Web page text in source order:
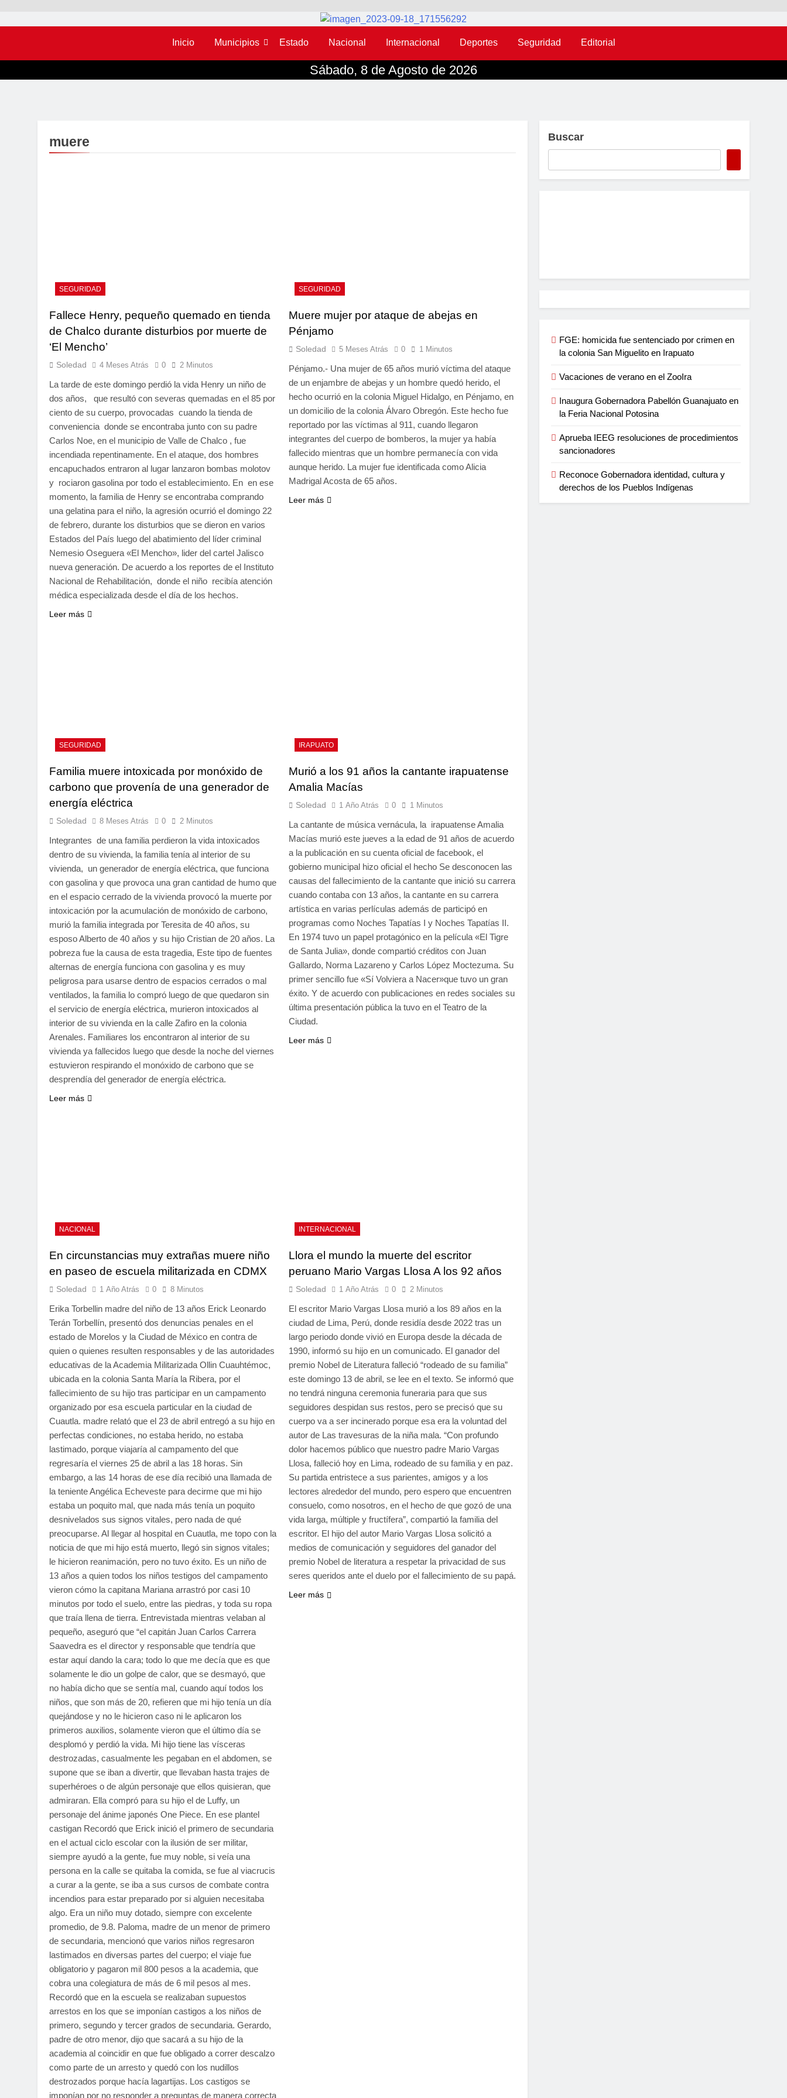
Inicio Municipios Estado Nacional Internacional Deportes Seguridad Editorial
Sábado, 8 de Agosto de 2026
muere
SEGURIDAD
Fallece Henry, pequeño quemado en tienda
de Chalco durante disturbios por muerte de
‘El Mencho’
Soledad 4 Meses Atrás 0 2 Minutos
La tarde de este domingo perdió la vida Henry un niño de
dos años, que resultó con severas quemadas en el 85 por
ciento de su cuerpo, provocadas cuando la tienda de
conveniencia donde se encontraba junto con su padre
Carlos Noe, en el municipio de Valle de Chalco , fue
incendiada repentinamente. En el ataque, dos hombres
encapuchados entraron al lugar lanzaron bombas molotov
y rociaron gasolina por todo el establecimiento. En en ese
momento, la familia de Henry se encontraba comprando
una gelatina para el niño, la agresión ocurrió el domingo 22
de febrero, durante los disturbios que se dieron en varios
Estados del País luego del abatimiento del líder criminal
Nemesio Oseguera «El Mencho», lider del cartel Jalisco
nueva generación. De acuerdo a los reportes de el Instituto
Nacional de Rehabilitación, donde el niño recibía atención
médica especializada desde el día de los hechos.
Leer más
SEGURIDAD
Muere mujer por ataque de abejas en
Pénjamo
Soledad 5 Meses Atrás 0 1 Minutos
Pénjamo.- Una mujer de 65 años murió víctima del ataque
de un enjambre de abejas y un hombre quedó herido, el
hecho ocurrió en la colonia Miguel Hidalgo, en Pénjamo, en
un domicilio de la colonia Álvaro Obregón. Este hecho fue
reportado por las víctimas al 911, cuando llegaron
integrantes del cuerpo de bomberos, la mujer ya había
fallecido mientras que un hombre permanecía con vida
aunque herido. La mujer fue identificada como Alicia
Madrigal Acosta de 65 años.
Leer más
SEGURIDAD
Familia muere intoxicada por monóxido de
carbono que provenía de una generador de
energía eléctrica
Soledad 8 Meses Atrás 0 2 Minutos
Integrantes de una familia perdieron la vida intoxicados
dentro de su vivienda, la familia tenía al interior de su
vivienda, un generador de energía eléctrica, que funciona
con gasolina y que provoca una gran cantidad de humo que
en el espacio cerrado de la vivienda provocó la muerte por
intoxicación por la acumulación de monóxido de carbono,
murió la familia integrada por Teresita de 40 años, su
esposo Alberto de 40 años y su hijo Cristian de 20 años. La
pobreza fue la causa de esta tragedia, Este tipo de fuentes
alternas de energía funciona con gasolina y es muy
peligrosa para usarse dentro de espacios cerrados o mal
ventilados, la familia lo compró luego de que quedaron sin
el servicio de energía eléctrica, murieron intoxicados al
interior de su vivienda en la calle Zafiro en la colonia
Arenales. Familiares los encontraron al interior de su
vivienda ya fallecidos luego que desde la noche del viernes
estuvieron respirando el monóxido de carbono que se
desprendía del generador de energía eléctrica.
Leer más
IRAPUATO
Murió a los 91 años la cantante irapuatense
Amalia Macías
Soledad 1 Año Atrás 0 1 Minutos
La cantante de música vernácula, la irapuatense Amalia
Macías murió este jueves a la edad de 91 años de acuerdo
a la publicación en su cuenta oficial de facebook, el
gobierno municipal hizo oficial el hecho Se desconocen las
causas del fallecimiento de la cantante que inició su carrera
cuando contaba con 13 años, la cantante en su carrera
artística en varias perlículas además de participó en
programas como Noches Tapatías I y Noches Tapatías II.
En 1974 tuvo un papel protagónico en la película «El Tigre
de Santa Julia», donde compartió créditos con Juan
Gallardo, Norma Lazareno y Carlos López Moctezuma. Su
primer sencillo fue «Sí Volviera a Nacer»que tuvo un gran
éxito. Y de acuerdo con publicaciones en redes sociales su
última presentación pública la tuvo en el Teatro de la
Ciudad.
Leer más
NACIONAL
En circunstancias muy extrañas muere niño
en paseo de escuela militarizada en CDMX
Soledad 1 Año Atrás 0 8 Minutos
Erika Torbellin madre del niño de 13 años Erick Leonardo
Terán Torbellín, presentó dos denuncias penales en el
estado de Morelos y la Ciudad de México en contra de
quien o quienes resulten responsables y de las autoridades
educativas de la Academia Militarizada Ollin Cuauhtémoc,
ubicada en la colonia Santa María la Ribera, por el
fallecimiento de su hijo tras participar en un campamento
organizado por esa escuela particular en la ciudad de
Cuautla. madre relató que el 23 de abril entregó a su hijo en
perfectas condiciones, no estaba herido, no estaba
lastimado, porque viajaría al campamento del que
regresaría el viernes 25 de abril a las 18 horas. Sin
embargo, a las 14 horas de ese día recibió una llamada de
la teniente Angélica Echeveste para decirme que mi hijo
estaba un poquito mal, que nada más tenía un poquito
desnivelados sus signos vitales, pero nada de qué
preocuparse. Al llegar al hospital en Cuautla, me topo con la
noticia de que mi hijo está muerto, llegó sin signos vitales;
le hicieron reanimación, pero no tuvo éxito. Es un niño de
13 años a quien todos los niños testigos del campamento
vieron cómo la capitana Mariana arrastró por casi 10
minutos por todo el suelo, entre las piedras, y toda su ropa
que traía llena de tierra. Entrevistada mientras velaban al
pequeño, aseguró que “el capitán Juan Carlos Carrera
Saavedra es el director y responsable que tendría que
estar aquí dando la cara; todo lo que me decía que es que
solamente le dio un golpe de calor, que se desmayó, que
no había dicho que se sentía mal, cuando aquí todos los
niños, que son más de 20, refieren que mi hijo tenía un día
quejándose y no le hicieron caso ni le aplicaron los
primeros auxilios, solamente vieron que el último día se
desplomó y perdió la vida. Mi hijo tiene las vísceras
destrozadas, casualmente les pegaban en el abdomen, se
supone que se iban a divertir, que llevaban hasta trajes de
superhéroes o de algún personaje que ellos quisieran, que
admiraran. Ella compró para su hijo el de Luffy, un
personaje del ánime japonés One Piece. En ese plantel
castigan Recordó que Erick inició el primero de secundaria
en el actual ciclo escolar con la ilusión de ser militar,
siempre ayudó a la gente, fue muy noble, si veía una
persona en la calle se quitaba la comida, se fue al viacrucis
a curar a la gente, se iba a sus cursos de combate contra
incendios para estar preparado por si alguien necesitaba
algo. Era un niño muy dotado, siempre con excelente
promedio, de 9.8. Paloma, madre de un menor de primero
de secundaria, mencionó que varios niños regresaron
lastimados en diversas partes del cuerpo; el viaje fue
obligatorio y pagaron mil 800 pesos a la academia, que
cobra una colegiatura de más de 6 mil pesos al mes.
Recordó que en la escuela se realizaban supuestos
arrestos en los que se imponían castigos a los niños de
primero, segundo y tercer grados de secundaria. Gerardo,
padre de otro menor, dijo que sacará a su hijo de la
academia al coincidir en que fue obligado a correr descalzo
como parte de un arresto y quedó con los nudillos
destrozados porque hacía lagartijas. Los castigos se
imponían por no responder a preguntas de manera correcta
INTERNACIONAL
Llora el mundo la muerte del escritor
peruano Mario Vargas Llosa A los 92 años
Soledad 1 Año Atrás 0 2 Minutos
El escritor Mario Vargas Llosa murió a los 89 años en la
ciudad de Lima, Perú, donde residía desde 2022 tras un
largo periodo donde vivió en Europa desde la década de
1990, informó su hijo en un comunicado. El ganador del
premio Nobel de Literatura falleció “rodeado de su familia”
este domingo 13 de abril, se lee en el texto. Se informó que
no tendrá ninguna ceremonia funeraria para que sus
seguidores despidan sus restos, pero se precisó que su
cuerpo va a ser incinerado porque esa era la voluntad del
autor de Las travesuras de la niña mala. “Con profundo
dolor hacemos público que nuestro padre Mario Vargas
Llosa, falleció hoy en Lima, rodeado de su familia y en paz.
Su partida entristece a sus parientes, amigos y a los
lectores alrededor del mundo, pero espero que encuentren
consuelo, como nosotros, en el hecho de que gozó de una
vida larga, múltiple y fructífera”, compartió la familia del
escritor. El hijo del autor Mario Vargas Llosa solicitó a
medios de comunicación y seguidores del ganador del
premio Nobel de literatura a respetar la privacidad de sus
seres queridos ante el duelo por el fallecimiento de su papá.
Leer más
Buscar
FGE: homicida fue sentenciado por crimen en
la colonia San Miguelito en Irapuato
Vacaciones de verano en el ZooIra
Inaugura Gobernadora Pabellón Guanajuato en
la Feria Nacional Potosina
Aprueba IEEG resoluciones de procedimientos
sancionadores
Reconoce Gobernadora identidad, cultura y
derechos de los Pueblos Indígenas